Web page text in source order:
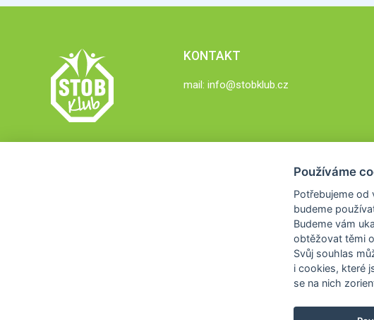
KONTAKT
mail: info@stobklub.cz
Používáme
Potřebujeme od
budeme
Budeme vám
obtěžovat těmi
Svůj souhlas
i cookies, které
se na nich